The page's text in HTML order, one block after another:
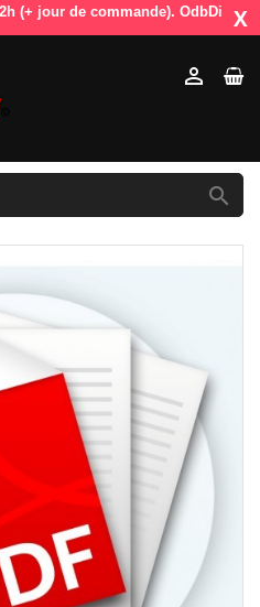
de commande). OdbDiag X

